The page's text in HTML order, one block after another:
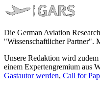
Die German Aviation
"Wissenschaftlicher Partner".
Unsere Redaktion wird
einem Expertengremium aus
Gastautor werden, Call for